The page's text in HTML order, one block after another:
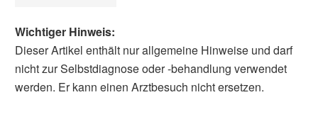
Wichtiger Hinweis:
Dieser Artikel enthält nur allgemeine Hinweise und darf
nicht zur Selbstdiagnose oder -behandlung verwendet
werden. Er kann einen Arztbesuch nicht ersetzen.